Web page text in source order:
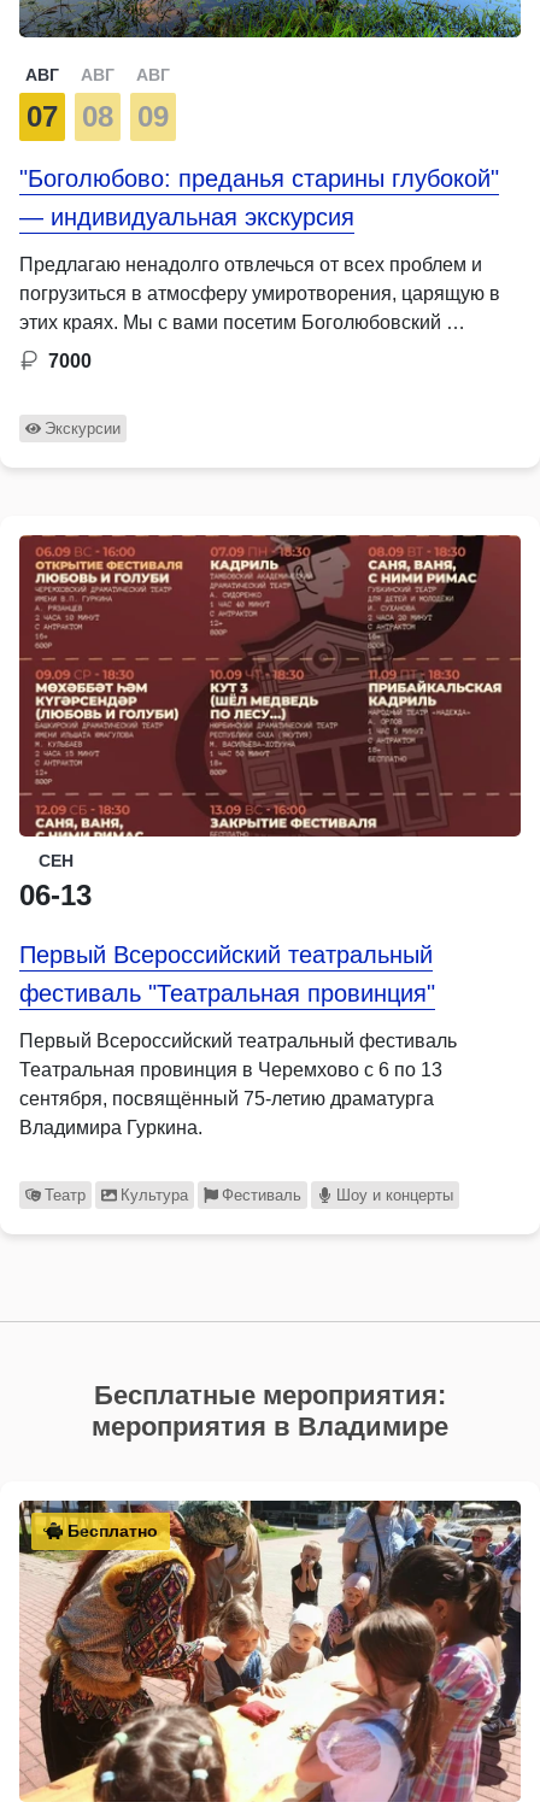
АВГ
07
АВГ
08
АВГ
09
"Боголюбово: преданья старины глубокой"
— индивидуальная экскурсия
Предлагаю ненадолго отвлечься от всех проблем и
погрузиться в атмосферу умиротворения, царящую в
этих краях. Мы с вами посетим Боголюбовский …
7000
Экскурсии
СЕН
06-13
Первый Всероссийский театральный
фестиваль "Театральная провинция"
Первый Всероссийский театральный фестиваль
Театральная провинция в Черемхово с 6 по 13
сентября, посвящённый 75-летию драматурга
Владимира Гуркина.
Театр Культура Фестиваль Шоу и концерты
Бесплатные мероприятия:
мероприятия в Владимире
Бесплатно